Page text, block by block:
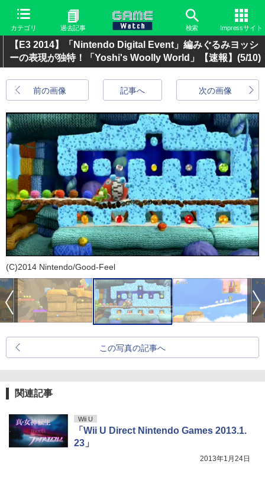
カテゴリ 過去記事 検索 Impressサイト
【E3 2014】「Nintendo Digital Event」編みぐるみヨッシ
ーの表現が独特！「Yoshi's Woolly World」【速報】 (5/10)
前の画像 次の画像
記事へ
(C)2014 Nintendo/Good-Feel
この写真の記事へ
関連記事
Wii U
「Wii U Direct Nintendo Games 2013.1.
23」
2013年1月24日